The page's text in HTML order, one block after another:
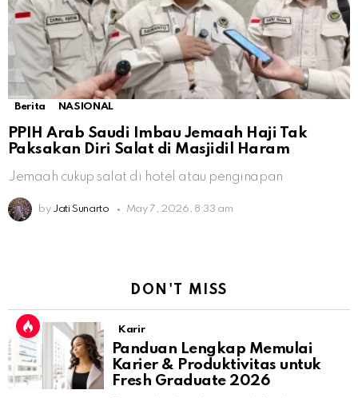
Berita NASIONAL
PPIH Arab Saudi Imbau Jemaah Haji Tak
Paksakan Diri Salat di Masjidil Haram
Jemaah cukup salat di hotel atau penginapan
by Jati Sunarto May 7, 2026, 8:33 am
DON'T MISS
Karir
Panduan Lengkap Memulai
Karier & Produktivitas untuk
Fresh Graduate 2026